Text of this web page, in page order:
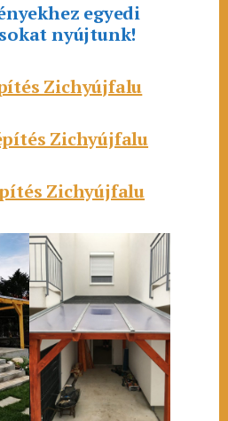
egyedi
nyújtunk!
Zichyújfalu
Zichyújfalu
Zichyújfalu